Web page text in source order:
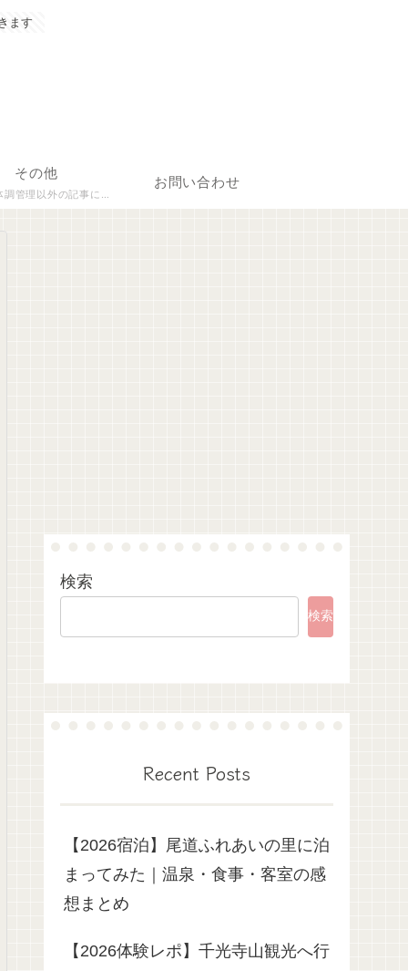
ます
その他
外の記事について執筆しています。
お問い合わせ
検索
検索
Recent Posts
【2026宿泊】尾道ふれあいの里に泊
まってみた｜温泉・食事・客室の感
想まとめ
【2026体験レポ】千光寺山観光へ行